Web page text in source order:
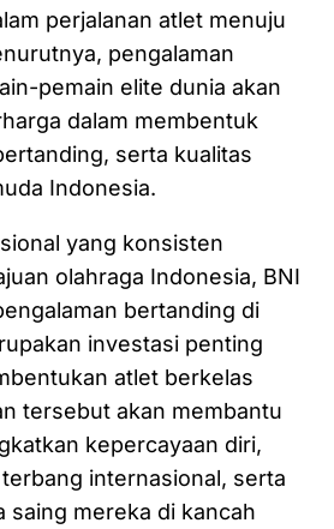
perjalanan atlet menuju
pengalaman
pemain elite dunia akan
dalam membentuk
serta kualitas
Indonesia.
yang konsisten
olahraga Indonesia, BNI
bertanding di
investasi penting
atlet berkelas
tersebut akan membantu
kepercayaan diri,
internasional, serta
saing mereka di kancah